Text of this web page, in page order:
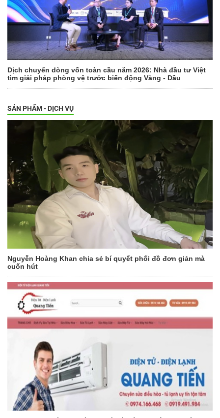
Dịch chuyển dòng vốn toàn cầu năm 2026: Nhà đầu tư Việt
tìm giải pháp phòng vệ trước biến động Vàng - Dầu
SẢN PHẨM - DỊCH VỤ
Nguyễn Hoàng Khan chia sẻ bí quyết phối đồ đơn giản mà
cuốn hút